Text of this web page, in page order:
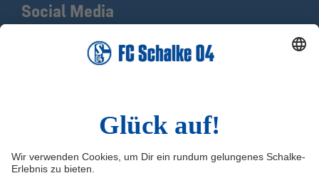
Impressum
Quicklinks
Shop
Social Media
X